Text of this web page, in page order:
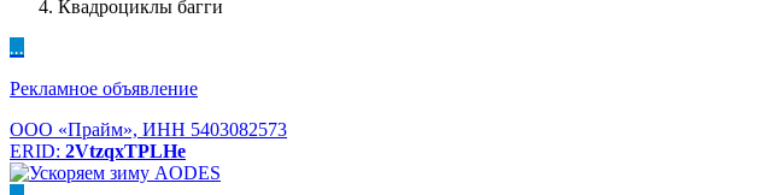
Квадроциклы багги
...
Рекламное объявление
ООО «Прайм», ИНН 5403082573
ERID: 2VtzqxTPLHe